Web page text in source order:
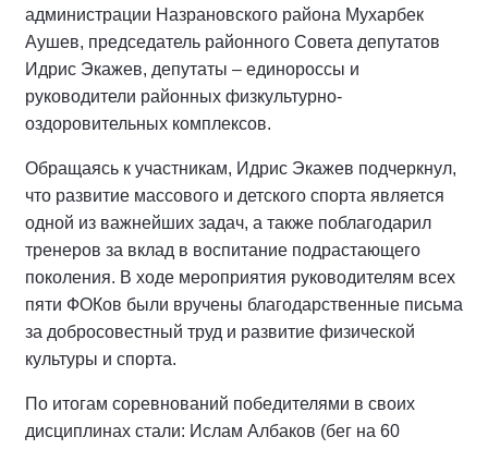
администрации Назрановского района Мухарбек
Аушев, председатель районного Совета депутатов
Идрис Экажев, депутаты – единороссы и
руководители районных физкультурно-
оздоровительных комплексов.
Обращаясь к участникам, Идрис Экажев подчеркнул,
что развитие массового и детского спорта является
одной из важнейших задач, а также поблагодарил
тренеров за вклад в воспитание подрастающего
поколения. В ходе мероприятия руководителям всех
пяти ФОКов были вручены благодарственные письма
за добросовестный труд и развитие физической
культуры и спорта.
По итогам соревнований победителями в своих
дисциплинах стали: Ислам Албаков (бег на 60